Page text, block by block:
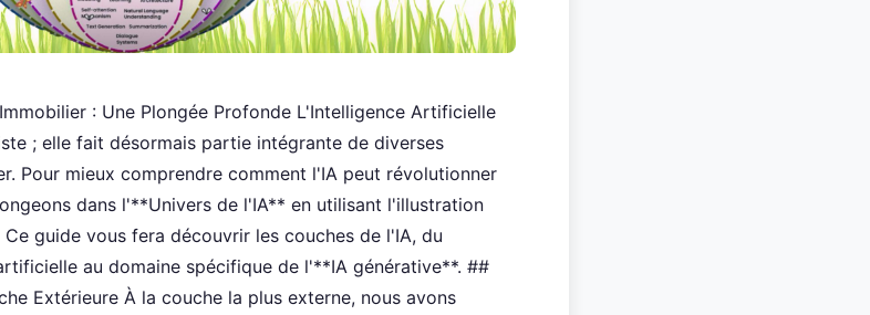
: Une Plongée Profonde L'Intelligence Artificielle
; elle fait désormais partie intégrante de diverses
Pour mieux comprendre comment l'IA peut révolutionner
dans l'**Univers de l'IA** en utilisant l'illustration
guide vous fera découvrir les couches de l'IA, du
au domaine spécifique de l'**IA générative**. ##
Extérieure À la couche la plus externe, nous avons